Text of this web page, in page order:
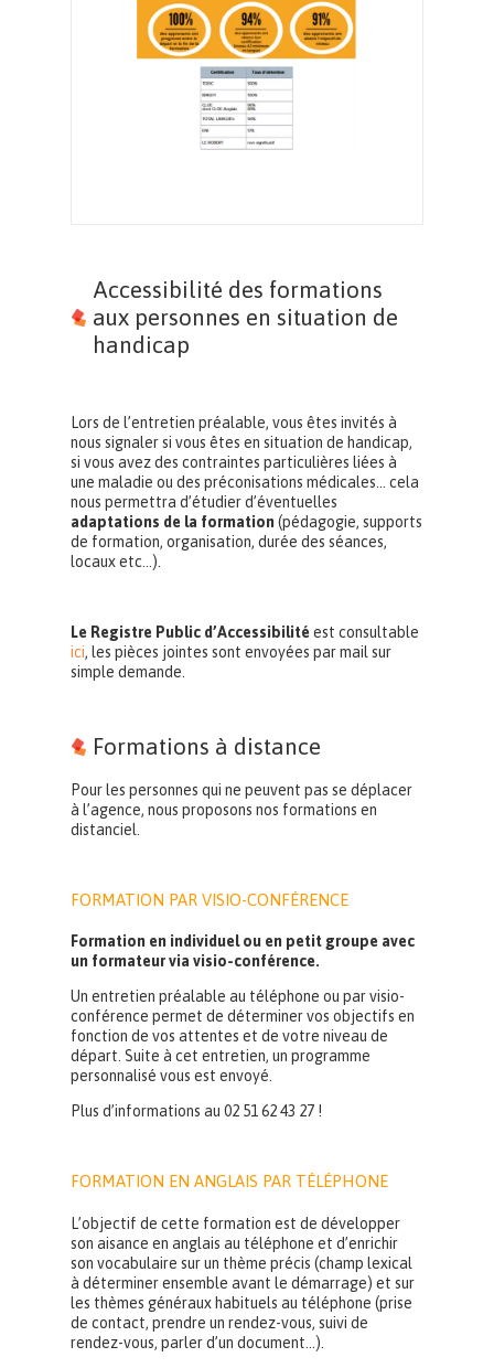
Accessibilité des formations
aux personnes en situation de
handicap
Lors de l’entretien préalable, vous êtes invités à
nous signaler si vous êtes en situation de handicap,
si vous avez des contraintes particulières liées à
une maladie ou des préconisations médicales… cela
nous permettra d’étudier d’éventuelles
adaptations de la formation(pédagogie, supports
de formation, organisation, durée des séances,
locaux etc…).
Le Registre Public d’Accessibilité est consultable
ici, les pièces jointes sont envoyées par mail sur
simple demande.
Formations à distance
Pour les personnes qui ne peuvent pas se déplacer
à l’agence, nous proposons nos formations en
distanciel.
FORMATION PAR VISIO-CONFÉRENCE
Formation en individuel ou en petit groupe avec
un formateur via visio-conférence.
Un entretien préalable au téléphone ou par visio-
conférence permet de déterminer vos objectifs en
fonction de vos attentes et de votre niveau de
départ. Suite à cet entretien, un programme
personnalisé vous est envoyé.
Plus d’informations au 02 51 62 43 27 !
FORMATION EN ANGLAIS PAR TÉLÉPHONE
L’objectif de cette formation est de développer
son aisance en anglais au téléphone et d’enrichir
son vocabulaire sur un thème précis (champ lexical
à déterminer ensemble avant le démarrage) et sur
les thèmes généraux habituels au téléphone (prise
de contact, prendre un rendez-vous, suivi de
rendez-vous, parler d’un document…).